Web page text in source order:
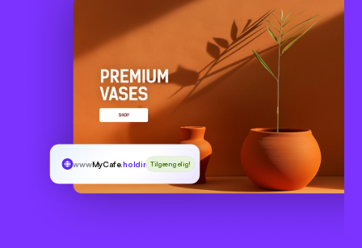
wwwMyCafe.holdingsTilgængelig!